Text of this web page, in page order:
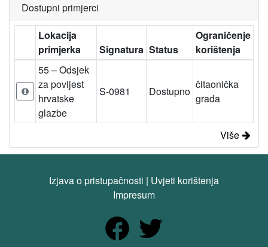
Dostupni primjerci
Lokacija
primjerka
Signatura Status
Ograničenje
korištenja
55 – Odsjek
za povijest
hrvatske
glazbe
S-0981 Dostupno
čitaonička
građa
Više
Izjava o pristupačnosti | Uvjeti korištenja
Impresum